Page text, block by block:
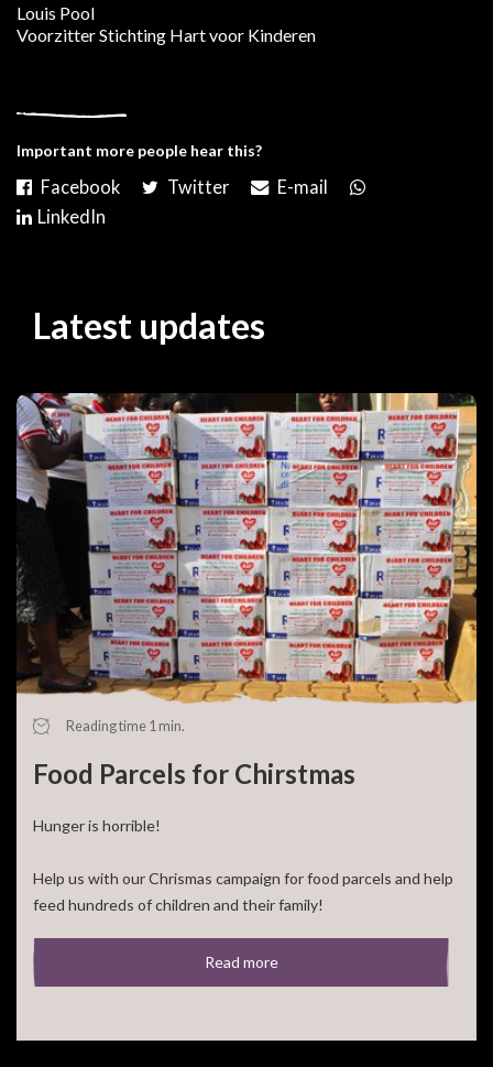
Louis Pool
Voorzitter Stichting Hart voor Kinderen
Important more people hear this?
Latest updates
Reading time 1 min.
Food Parcels for Chirstmas
Hunger is horrible!
Help us with our Chrismas campaign for food parcels and help
feed hundreds of children and their family!
For 50,- euro you can feed a large family for a [...]
Read more